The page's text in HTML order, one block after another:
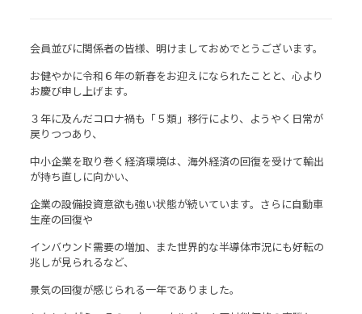
会員並びに関係者の皆様、明けましておめでとうございます。
お健やかに令和６年の新春をお迎えになられたことと、心より
お慶び申し上げます。
３年に及んだコロナ禍も「５類」移行により、ようやく日常が
戻りつつあり、
中小企業を取り巻く経済環境は、海外経済の回復を受けて輸出
が持ち直しに向かい、
企業の設備投資意欲も強い状態が続いています。さらに自動車
生産の回復や
インバウンド需要の増加、また世界的な半導体市況にも好転の
兆しが見られるなど、
景気の回復が感じられる一年でありました。